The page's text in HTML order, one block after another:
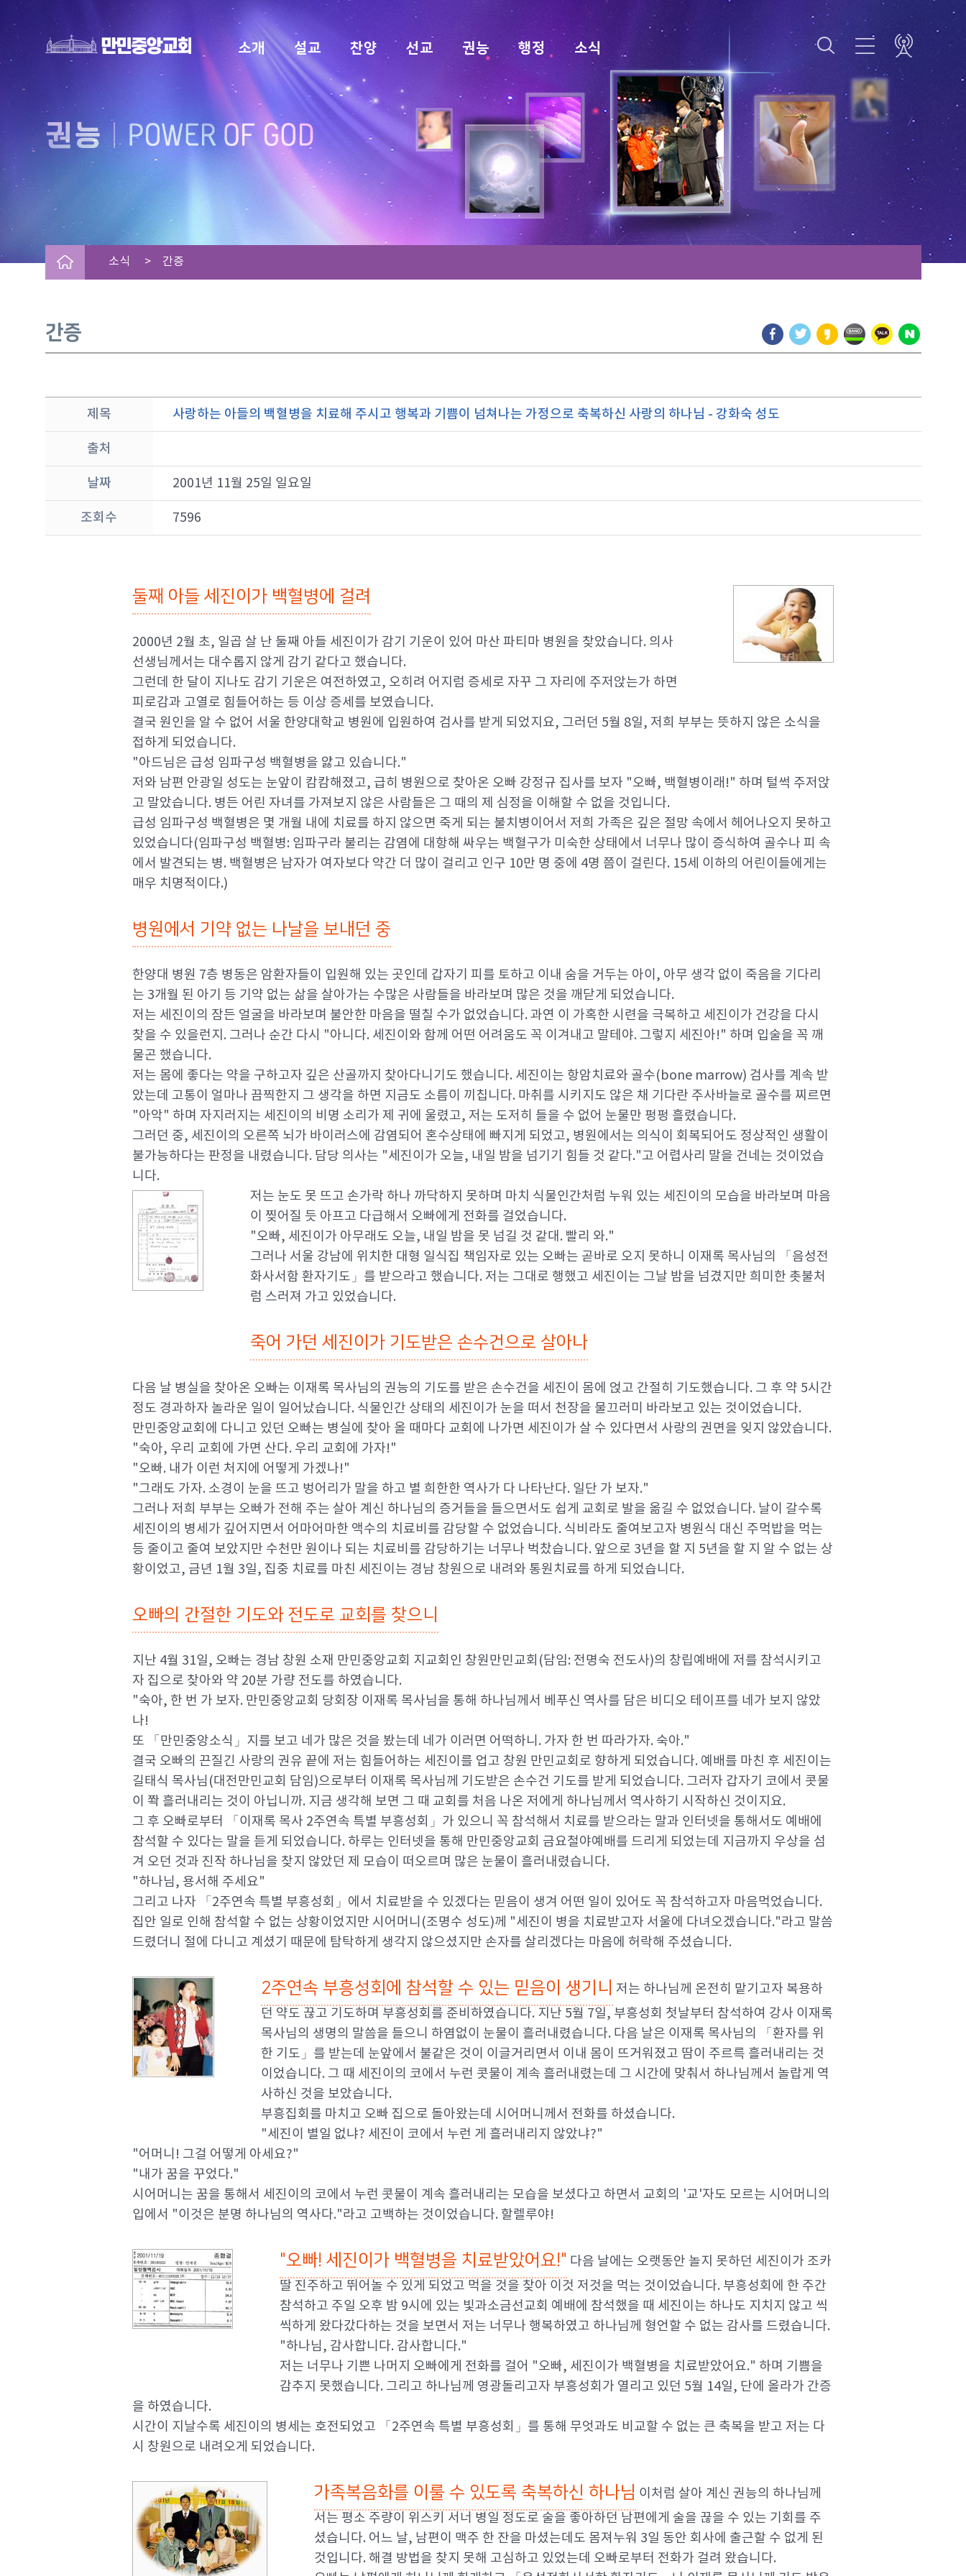
소개 설교 찬양 선교 권능 행정 소식
소식 > 간증
간증
제목 사랑하는 아들의 백혈병을 치료해 주시고 행복과 기쁨이 넘쳐나는 가정으로 축복하신 사랑의 하나님 - 강화숙 성도
출처
날짜 2001년 11월 25일 일요일
조회수 7596
둘째 아들 세진이가 백혈병에 걸려
2000년 2월 초, 일곱 살 난 둘째 아들 세진이가 감기 기운이 있어 마산 파티마 병원을 찾았습니다. 의사
선생님께서는 대수롭지 않게 감기 같다고 했습니다.
그런데 한 달이 지나도 감기 기운은 여전하였고, 오히려 어지럼 증세로 자꾸 그 자리에 주저앉는가 하면
피로감과 고열로 힘들어하는 등 이상 증세를 보였습니다.
결국 원인을 알 수 없어 서울 한양대학교 병원에 입원하여 검사를 받게 되었지요, 그러던 5월 8일, 저희 부부는 뜻하지 않은 소식을
접하게 되었습니다.
"아드님은 급성 임파구성 백혈병을 앓고 있습니다."
저와 남편 안광일 성도는 눈앞이 캄캄해졌고, 급히 병원으로 찾아온 오빠 강정규 집사를 보자 "오빠, 백혈병이래!" 하며 털썩 주저앉
고 말았습니다. 병든 어린 자녀를 가져보지 않은 사람들은 그 때의 제 심정을 이해할 수 없을 것입니다.
급성 임파구성 백혈병은 몇 개월 내에 치료를 하지 않으면 죽게 되는 불치병이어서 저희 가족은 깊은 절망 속에서 헤어나오지 못하고
있었습니다(임파구성 백혈병: 임파구라 불리는 감염에 대항해 싸우는 백혈구가 미숙한 상태에서 너무나 많이 증식하여 골수나 피 속
에서 발견되는 병. 백혈병은 남자가 여자보다 약간 더 많이 걸리고 인구 10만 명 중에 4명 쯤이 걸린다. 15세 이하의 어린이들에게는
매우 치명적이다.)
병원에서 기약 없는 나날을 보내던 중
한양대 병원 7층 병동은 암환자들이 입원해 있는 곳인데 갑자기 피를 토하고 이내 숨을 거두는 아이, 아무 생각 없이 죽음을 기다리
는 3개월 된 아기 등 기약 없는 삶을 살아가는 수많은 사람들을 바라보며 많은 것을 깨닫게 되었습니다.
저는 세진이의 잠든 얼굴을 바라보며 불안한 마음을 떨칠 수가 없었습니다. 과연 이 가혹한 시련을 극복하고 세진이가 건강을 다시
찾을 수 있을런지. 그러나 순간 다시 "아니다. 세진이와 함께 어떤 어려움도 꼭 이겨내고 말테야. 그렇지 세진아!" 하며 입술을 꼭 깨
물곤 했습니다.
저는 몸에 좋다는 약을 구하고자 깊은 산골까지 찾아다니기도 했습니다. 세진이는 항암치료와 골수(bone marrow) 검사를 계속 받
았는데 고통이 얼마나 끔찍한지 그 생각을 하면 지금도 소름이 끼칩니다. 마취를 시키지도 않은 채 기다란 주사바늘로 골수를 찌르면
"아악" 하며 자지러지는 세진이의 비명 소리가 제 귀에 울렸고, 저는 도저히 들을 수 없어 눈물만 펑펑 흘렸습니다.
그러던 중, 세진이의 오른쪽 뇌가 바이러스에 감염되어 혼수상태에 빠지게 되었고, 병원에서는 의식이 회복되어도 정상적인 생활이
불가능하다는 판정을 내렸습니다. 담당 의사는 "세진이가 오늘, 내일 밤을 넘기기 힘들 것 같다."고 어렵사리 말을 건네는 것이었습
니다.
저는 눈도 못 뜨고 손가락 하나 까닥하지 못하며 마치 식물인간처럼 누워 있는 세진이의 모습을 바라보며 마음
이 찢어질 듯 아프고 다급해서 오빠에게 전화를 걸었습니다.
"오빠, 세진이가 아무래도 오늘, 내일 밤을 못 넘길 것 같대. 빨리 와."
그러나 서울 강남에 위치한 대형 일식집 책임자로 있는 오빠는 곧바로 오지 못하니 이재록 목사님의 「음성전
화사서함 환자기도」를 받으라고 했습니다. 저는 그대로 행했고 세진이는 그날 밤을 넘겼지만 희미한 촛불처
럼 스러져 가고 있었습니다.
죽어 가던 세진이가 기도받은 손수건으로 살아나
다음 날 병실을 찾아온 오빠는 이재록 목사님의 권능의 기도를 받은 손수건을 세진이 몸에 얹고 간절히 기도했습니다. 그 후 약 5시간
정도 경과하자 놀라운 일이 일어났습니다. 식물인간 상태의 세진이가 눈을 떠서 천장을 물끄러미 바라보고 있는 것이었습니다.
만민중앙교회에 다니고 있던 오빠는 병실에 찾아 올 때마다 교회에 나가면 세진이가 살 수 있다면서 사랑의 권면을 잊지 않았습니다.
"숙아, 우리 교회에 가면 산다. 우리 교회에 가자!"
"오빠. 내가 이런 처지에 어떻게 가겠나!"
"그래도 가자. 소경이 눈을 뜨고 벙어리가 말을 하고 별 희한한 역사가 다 나타난다. 일단 가 보자."
그러나 저희 부부는 오빠가 전해 주는 살아 계신 하나님의 증거들을 들으면서도 쉽게 교회로 발을 옮길 수 없었습니다. 날이 갈수록
세진이의 병세가 깊어지면서 어마어마한 액수의 치료비를 감당할 수 없었습니다. 식비라도 줄여보고자 병원식 대신 주먹밥을 먹는
등 줄이고 줄여 보았지만 수천만 원이나 되는 치료비를 감당하기는 너무나 벅찼습니다. 앞으로 3년을 할 지 5년을 할 지 알 수 없는 상
황이었고, 금년 1월 3일, 집중 치료를 마친 세진이는 경남 창원으로 내려와 통원치료를 하게 되었습니다.
오빠의 간절한 기도와 전도로 교회를 찾으니
지난 4월 31일, 오빠는 경남 창원 소재 만민중앙교회 지교회인 창원만민교회(담임: 전명숙 전도사)의 창립예배에 저를 참석시키고
자 집으로 찾아와 약 20분 가량 전도를 하였습니다.
"숙아, 한 번 가 보자. 만민중앙교회 당회장 이재록 목사님을 통해 하나님께서 베푸신 역사를 담은 비디오 테이프를 네가 보지 않았
나!
또 「만민중앙소식」지를 보고 네가 많은 것을 봤는데 네가 이러면 어떡하니. 가자 한 번 따라가자. 숙아."
결국 오빠의 끈질긴 사랑의 권유 끝에 저는 힘들어하는 세진이를 업고 창원 만민교회로 향하게 되었습니다. 예배를 마친 후 세진이는
길태식 목사님(대전만민교회 담임)으로부터 이재록 목사님께 기도받은 손수건 기도를 받게 되었습니다. 그러자 갑자기 코에서 콧물
이 쫙 흘러내리는 것이 아닙니까. 지금 생각해 보면 그 때 교회를 처음 나온 저에게 하나님께서 역사하기 시작하신 것이지요.
그 후 오빠로부터 「이재록 목사 2주연속 특별 부흥성회」가 있으니 꼭 참석해서 치료를 받으라는 말과 인터넷을 통해서도 예배에
참석할 수 있다는 말을 듣게 되었습니다. 하루는 인터넷을 통해 만민중앙교회 금요철야예배를 드리게 되었는데 지금까지 우상을 섬
겨 오던 것과 진작 하나님을 찾지 않았던 제 모습이 떠오르며 많은 눈물이 흘러내렸습니다.
"하나님, 용서해 주세요"
그리고 나자 「2주연속 특별 부흥성회」에서 치료받을 수 있겠다는 믿음이 생겨 어떤 일이 있어도 꼭 참석하고자 마음먹었습니다.
집안 일로 인해 참석할 수 없는 상황이었지만 시어머니(조명수 성도)께 "세진이 병을 치료받고자 서울에 다녀오겠습니다."라고 말씀
드렸더니 절에 다니고 계셨기 때문에 탐탁하게 생각지 않으셨지만 손자를 살리겠다는 마음에 허락해 주셨습니다.
2주연속 부흥성회에 참석할 수 있는 믿음이 생기니 저는 하나님께 온전히 맡기고자 복용하
던 약도 끊고 기도하며 부흥성회를 준비하였습니다. 지난 5월 7일, 부흥성회 첫날부터 참석하여 강사 이재록
목사님의 생명의 말씀을 들으니 하염없이 눈물이 흘러내렸습니다. 다음 날은 이재록 목사님의 「환자를 위
한 기도」를 받는데 눈앞에서 불같은 것이 이글거리면서 이내 몸이 뜨거워졌고 땀이 주르륵 흘러내리는 것
이었습니다. 그 때 세진이의 코에서 누런 콧물이 계속 흘러내렸는데 그 시간에 맞춰서 하나님께서 놀랍게 역
사하신 것을 보았습니다.
부흥집회를 마치고 오빠 집으로 돌아왔는데 시어머니께서 전화를 하셨습니다.
"세진이 별일 없냐? 세진이 코에서 누런 게 흘러내리지 않았냐?"
"어머니! 그걸 어떻게 아세요?"
"내가 꿈을 꾸었다."
시어머니는 꿈을 통해서 세진이의 코에서 누런 콧물이 계속 흘러내리는 모습을 보셨다고 하면서 교회의 '교'자도 모르는 시어머니의
입에서 "이것은 분명 하나님의 역사다."라고 고백하는 것이었습니다. 할렐루야!
"오빠! 세진이가 백혈병을 치료받았어요!" 다음 날에는 오랫동안 놀지 못하던 세진이가 조카
딸 진주하고 뛰어놀 수 있게 되었고 먹을 것을 찾아 이것 저것을 먹는 것이었습니다. 부흥성회에 한 주간
참석하고 주일 오후 밤 9시에 있는 빛과소금선교회 예배에 참석했을 때 세진이는 하나도 지치지 않고 씩
씩하게 왔다갔다하는 것을 보면서 저는 너무나 행복하였고 하나님께 형언할 수 없는 감사를 드렸습니다.
"하나님, 감사합니다. 감사합니다."
저는 너무나 기쁜 나머지 오빠에게 전화를 걸어 "오빠, 세진이가 백혈병을 치료받았어요." 하며 기쁨을
감추지 못했습니다. 그리고 하나님께 영광돌리고자 부흥성회가 열리고 있던 5월 14일, 단에 올라가 간증
을 하였습니다.
시간이 지날수록 세진이의 병세는 호전되었고 「2주연속 특별 부흥성회」를 통해 무엇과도 비교할 수 없는 큰 축복을 받고 저는 다
시 창원으로 내려오게 되었습니다.
가족복음화를 이룰 수 있도록 축복하신 하나님 이처럼 살아 계신 권능의 하나님께
서는 평소 주량이 위스키 서너 병일 정도로 술을 좋아하던 남편에게 술을 끊을 수 있는 기회를 주
셨습니다. 어느 날, 남편이 맥주 한 잔을 마셨는데도 몸져누워 3일 동안 회사에 출근할 수 없게 된
것입니다. 해결 방법을 찾지 못해 고심하고 있었는데 오빠로부터 전화가 걸려 왔습니다.